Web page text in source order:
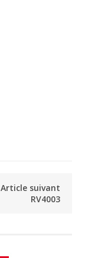
Article suivant
RV4003